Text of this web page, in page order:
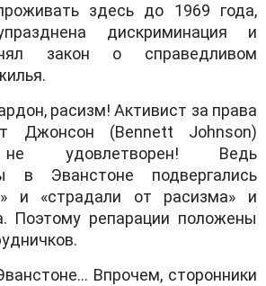
здесь до 1969 года,
дискриминация и
закон о справедливом
расизм! Активист за права
Джонсон (Bennett Johnson)
не удовлетворен! Ведь
в Эванстоне подвергались
и «страдали от расизма» и
Поэтому репарации положены
Впрочем, сторонники